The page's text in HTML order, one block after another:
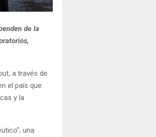
de la
a través de
el país que
y la
una